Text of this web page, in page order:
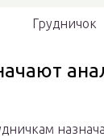
Грудничок